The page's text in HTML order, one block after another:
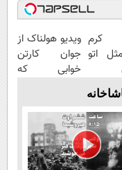
کرم
اتو
ویدیو هولناک از
جوان کارتن
خوابی که